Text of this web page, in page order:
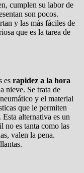
cumplen su labor de
son pocos.
y las más fáciles de
que es la tarea de
es rapidez a la hora
nieve. Se trata de
y el material
que le permiten
alternativa es un
no es tanta como las
valen la pena.